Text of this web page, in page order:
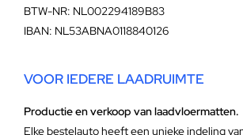
BTW-NR: NL002294189B83
IBAN: NL53ABNA0118840126
VOOR IEDERE LAADRUIMTE
Productie en verkoop van laadvloermatten.
Elke bestelauto heeft een unieke indeling